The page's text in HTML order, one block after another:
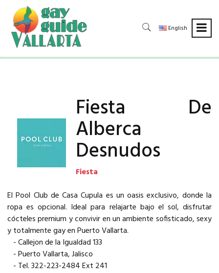
English
Fiesta De
Alberca
Desnudos
Fiesta
El Pool Club de Casa Cupula es un oasis exclusivo, donde la
ropa es opcional. Ideal para relajarte bajo el sol, disfrutar
cócteles premium y convivir en un ambiente sofisticado, sexy
y totalmente gay en Puerto Vallarta.
- Callejon de la Igualdad 133
- Puerto Vallarta, Jalisco
- Tel. 322-223-2484 Ext 241